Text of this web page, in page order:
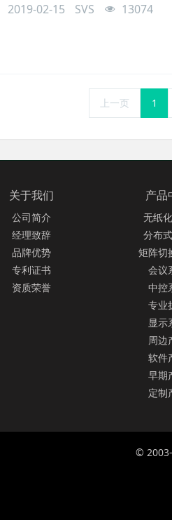
2019-02-15 SVS 13074
上一页 1
关于我们
公司简介
经理致辞
品牌优势
专利证书
资质荣誉
产品
无纸
分布
矩阵切
会议
中控
专业
显示
周边
软件
早期
定制
©